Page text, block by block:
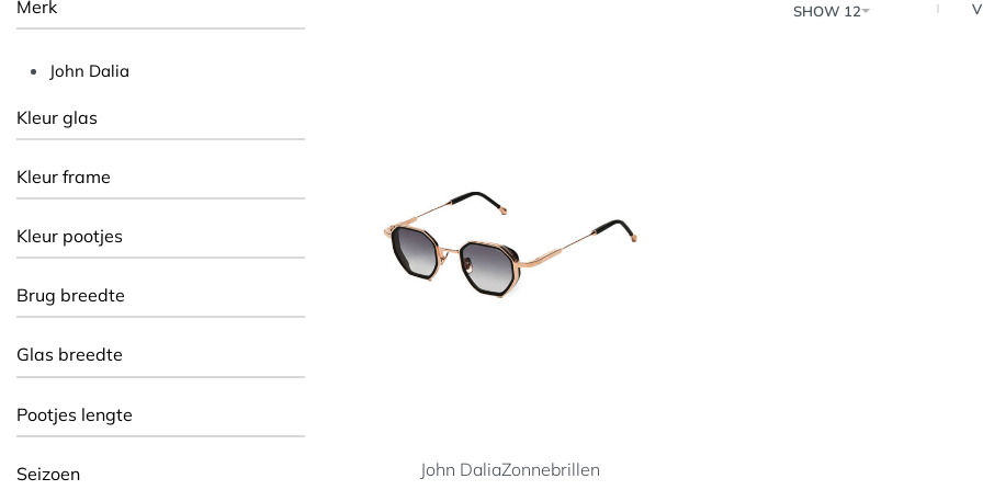
Merk
John Dalia
Kleur glas
Kleur frame
Kleur pootjes
Brug breedte
Glas breedte
Pootjes lengte
Seizoen
SHOW 12
John DaliaZonnebrillen